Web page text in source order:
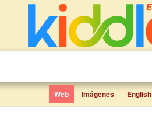
Web Imágenes English